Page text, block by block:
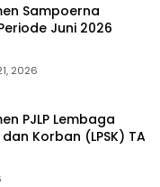
Sampoerna
Juni 2026
2026
PJLP Lembaga
Korban (LPSK) TA